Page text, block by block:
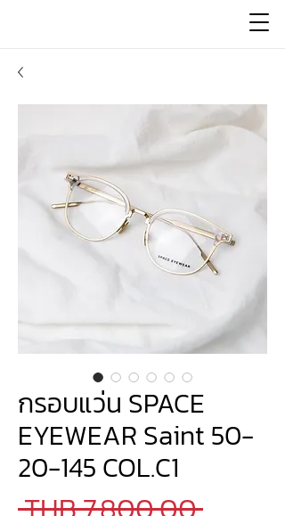
กรอบแว่น SPACE
EYEWEAR Saint 50-
20-145 COL.C1